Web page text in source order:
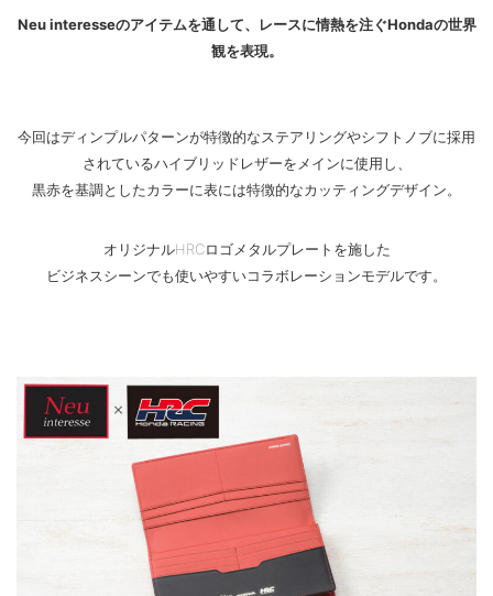
Neu interesseのアイテムを通して、レースに情熱を注ぐHondaの世界
観を表現。
今回はディンプルパターンが特徴的なステアリングやシフトノブに採用
されているハイブリッドレザーをメインに使用し、
黒赤を基調としたカラーに表には特徴的なカッティングデザイン。
オリジナルHRCロゴメタルプレートを施した
ビジネスシーンでも使いやすいコラボレーションモデルです。